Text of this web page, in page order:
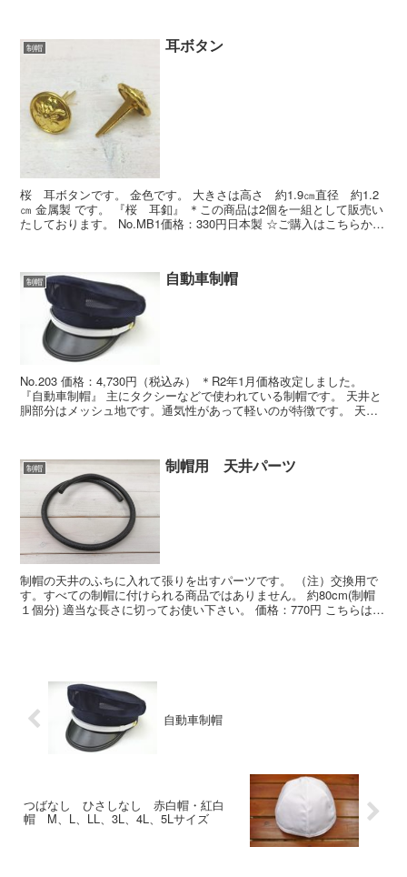
制帽 耳ボタン
桜 耳ボタンです。 金色です。 大きさは高さ 約1.9㎝直径 約1.2
㎝ 金属製 です。 『桜 耳釦』 ＊この商品は2個を一組として販売い
たしております。 No.MB1価格：330円日本製 ☆ご購入はこちらから
制帽 自動車制帽
No.203 価格：4,730円（税込み） ＊R2年1月価格改定しました。
『自動車制帽』 主にタクシーなどで使われている制帽です。 天井と
胴部分はメッシュ地です。通気性があって軽いのが特徴です。 天井
制帽 制帽用 天井パーツ
制帽の天井のふちに入れて張りを出すパーツです。 （注）交換用で
す。すべての制帽に付けられる商品ではありません。 約80cm(制帽
１個分) 適当な長さに切ってお使い下さい。 価格：770円 こちらはネ
自動車制帽
つばなし ひさしなし 赤白帽・紅白
帽 M、L、LL、3L、4L、5Lサイズ